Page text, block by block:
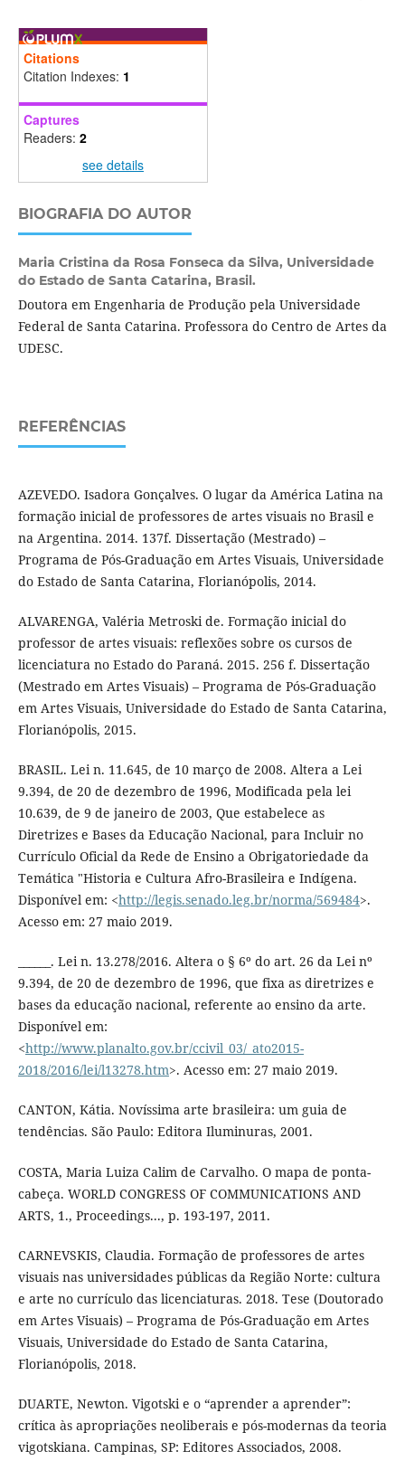
Citations
Citation Indexes: 1
Captures
Readers: 2
see details
BIOGRAFIA DO AUTOR
Maria Cristina da Rosa Fonseca da Silva, Universidade
do Estado de Santa Catarina, Brasil.
Doutora em Engenharia de Produção pela Universidade
Federal de Santa Catarina. Professora do Centro de Artes da
UDESC.
REFERÊNCIAS
AZEVEDO. Isadora Gonçalves. O lugar da América Latina na
formação inicial de professores de artes visuais no Brasil e
na Argentina. 2014. 137f. Dissertação (Mestrado) –
Programa de Pós-Graduação em Artes Visuais, Universidade
do Estado de Santa Catarina, Florianópolis, 2014.
ALVARENGA, Valéria Metroski de. Formação inicial do
professor de artes visuais: reflexões sobre os cursos de
licenciatura no Estado do Paraná. 2015. 256 f. Dissertação
(Mestrado em Artes Visuais) – Programa de Pós-Graduação
em Artes Visuais, Universidade do Estado de Santa Catarina,
Florianópolis, 2015.
BRASIL. Lei n. 11.645, de 10 março de 2008. Altera a Lei
9.394, de 20 de dezembro de 1996, Modificada pela lei
10.639, de 9 de janeiro de 2003, Que estabelece as
Diretrizes e Bases da Educação Nacional, para Incluir no
Currículo Oficial da Rede de Ensino a Obrigatoriedade da
Temática "Historia e Cultura Afro-Brasileira e Indígena.
Disponível em: <http://legis.senado.leg.br/norma/569484>.
Acesso em: 27 maio 2019.
______. Lei n. 13.278/2016. Altera o § 6º do art. 26 da Lei nº
9.394, de 20 de dezembro de 1996, que fixa as diretrizes e
bases da educação nacional, referente ao ensino da arte.
Disponível em:
<http://www.planalto.gov.br/ccivil_03/_ato2015-
2018/2016/lei/l13278.htm>. Acesso em: 27 maio 2019.
CANTON, Kátia. Novíssima arte brasileira: um guia de
tendências. São Paulo: Editora Iluminuras, 2001.
COSTA, Maria Luiza Calim de Carvalho. O mapa de ponta-
cabeça. WORLD CONGRESS OF COMMUNICATIONS AND
ARTS, 1., Proceedings..., p. 193-197, 2011.
CARNEVSKIS, Claudia. Formação de professores de artes
visuais nas universidades públicas da Região Norte: cultura
e arte no currículo das licenciaturas. 2018. Tese (Doutorado
em Artes Visuais) – Programa de Pós-Graduação em Artes
Visuais, Universidade do Estado de Santa Catarina,
Florianópolis, 2018.
DUARTE, Newton. Vigotski e o “aprender a aprender”:
crítica às apropriações neoliberais e pós-modernas da teoria
vigotskiana. Campinas, SP: Editores Associados, 2008.